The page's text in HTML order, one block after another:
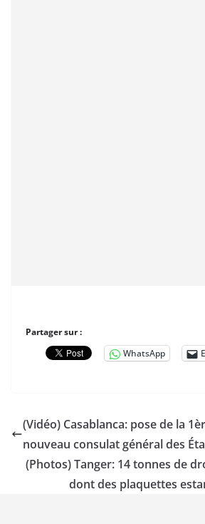
Partager sur :
WhatsApp
(Vidéo) Casablanca: pose de la
nouveau consulat général des
(Photos) Tanger: 14 tonnes de
dont des plaquettes